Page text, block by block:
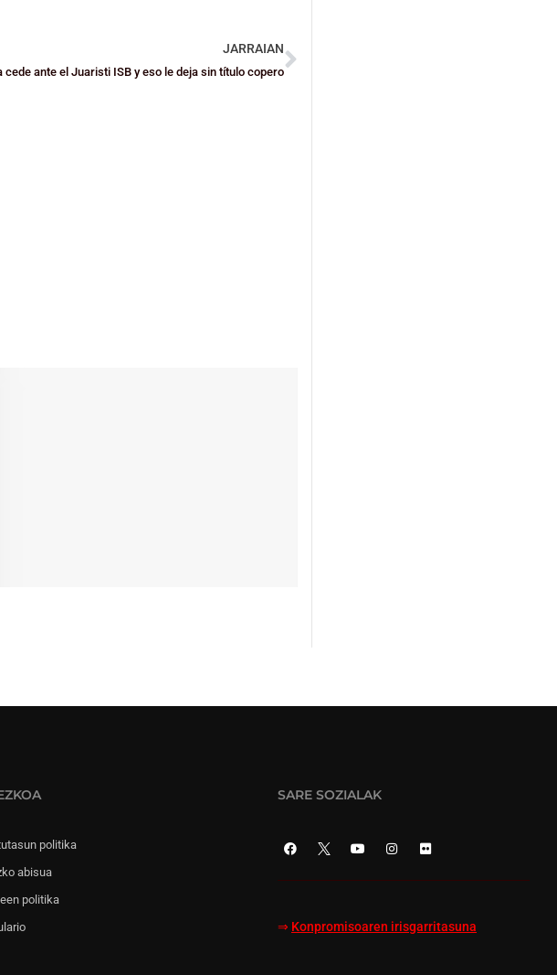
JARRAIAN
cede ante el Juaristi ISB y eso le deja sin título copero
politika
abisua
politika
SARE SOZIALAK
⇒ Konpromisoaren irisgarritasuna